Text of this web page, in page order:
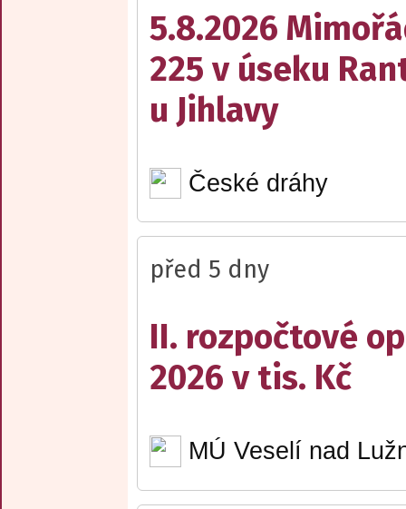
5.8.2026
225 v úseku
u Jihlavy
České dráhy
před 5 dny
II. rozpočtové
2026 v tis. Kč
MÚ Veselí nad